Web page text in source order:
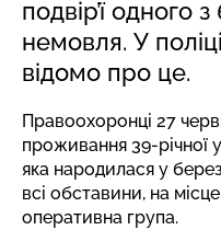
подвір’ї одного
немовля. У
відомо про це.
Правоохоронці 27
проживання 39-річної
яка народилася у
всі обставини, на
оперативна група.